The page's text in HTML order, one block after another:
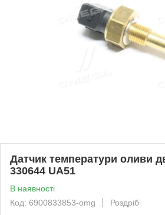
Датчик температури оливи
330644 UA51
В наявності
Код: 6900833853-omg
Роздріб